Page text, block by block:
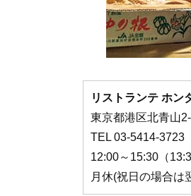
リストランテ ホン
東京都港区北青山
TEL 03-5414-3723
12:00～15:30（
月休(祝日の場合は